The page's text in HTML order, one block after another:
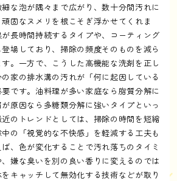
な泡が隅々まで広がり、数十分間汚れに
固なヌメリを根こそぎ浮かせてくれま
長時間持続するタイプや、コーティング
場しており、掃除の頻度そのものを減ら
。一方で、こうした高機能な洗剤を正し
家の排水溝の汚れが「何に起因している
です。油料理が多い家庭なら脂質分解に
原因なら多糖類分解に強いタイプといっ
のトレンドとしては、掃除の時間を短縮
の「視覚的な不快感」を軽減する工夫も
、色が変化することで汚れ落ちのタイミ
嫌な臭いを別の良い香りに変えるのでは
キャッチして無効化する技術などが取り